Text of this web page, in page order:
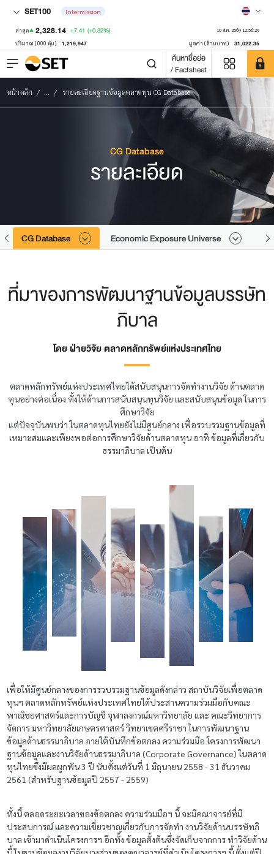
SET100 Intermission
ล่าสุด 2,328.14 +7.41 (+0.32%) 10 ส.ค. 2569 12:56:29
ปริมาณ ('000 หุ้น) 1,219,947 มูลค่า (ล้านบาท) 31,022.35
ค้นหาชื่อย่อ
/ Factsheet
หน้าหลัก ... รายละเอียดฐานข้อมูลตลาดทุน CG Database
CG Database
รายละเอียด
CG Database Economic Exposure Universe
ที่มาของการพัฒนาฐานข้อมูลบรรษัท
ภิบาล
โดย ฝ่ายวิจัย ตลาดหลักทรัพย์แห่งประเทศไทย
ตลาดหลักทรัพย์แห่งประเทศไทยได้สนับสนุนการจัดทำงานวิจัย ด้านตลาด
ทุนอย่างต่อเนื่อง ทั้งให้ด้านการสนับสนุนทุนวิจัย และสนับสนุนข้อมูล ในการ
ศึกษาวิจัย
แต่ปัจจุบันพบว่า ในตลาดทุนไทยยังไม่มีศูนย์กลาง เพื่อรวบรวมฐานข้อมูลที่
เหมาะสมและเพียงพอต่อการศึกษาวิจัยด้านตลาดทุน อาทิ ข้อมูลที่เกี่ยวกับ
ธรรมาภิบาล เป็นต้น
เพื่อให้มีศูนย์กลางของการรวบรวมฐานข้อมูลดังกล่าว สถาบันวิจัยเพื่อตลาด
ทุนฯ ตลาดหลักทรัพย์แห่งประเทศไทยได้ประสานความร่วมมือกับคณะ
พาณิชยศาสตร์และการบัญชี จุฬาลงกรณ์มหาวิทยาลัย และ คณะวิทยาการ
จัดการ มหาวิทยาลัยเกษตรศาสตร์ วิทยาเขตศรีราชา ในการพัฒนาฐาน
ข้อมูลด้านธรรมาภิบาล ภายใต้บันทึกข้อตกลง ความร่วมมือ โครงการพัฒนา
ฐานข้อมูลและงานวิจัยด้านธรรมาภิบาล (Corporate Governance) ในตลาด
ทุนไทยซึ่งมีผลผูกพัน 3 ปี นับตั้งแต่วันที่ 1 มิถุนายน 2558 - 31 ธันวาคม
2561 (สำหรับฐานข้อมูลปี 2557 - 2559)
ทั้งนี้ ตลอดระยะเวลาของข้อตกลง ความร่วมมือฯ นี้ จะมีคณาจารย์ที่มี
ประสบการณ์ และความเชี่ยวชาญเกี่ยวกับการจัดทำ งานวิจัยด้านบรรษัทภิ
บาล เข้ามาดำเนินโครงการฯ อีกทั้ง ข้อมูลตั้งต้นซึ่งจัดเก็บจากการ ทำวิจัยด้าน